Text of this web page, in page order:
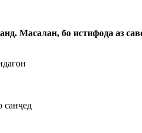
Масалан, бо истифода аз
санҷед